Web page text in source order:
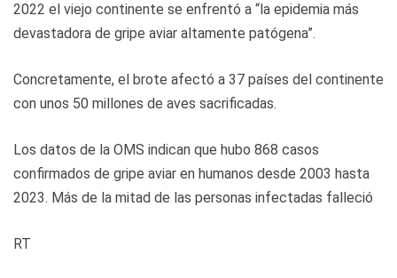
2022 el viejo continente se enfrentó a “la epidemia más
devastadora de gripe aviar altamente patógena”.
Concretamente, el brote afectó a 37 países del continente
con unos 50 millones de aves sacrificadas.
Los datos de la OMS indican que hubo 868 casos
confirmados de gripe aviar en humanos desde 2003 hasta
2023. Más de la mitad de las personas infectadas falleció
RT